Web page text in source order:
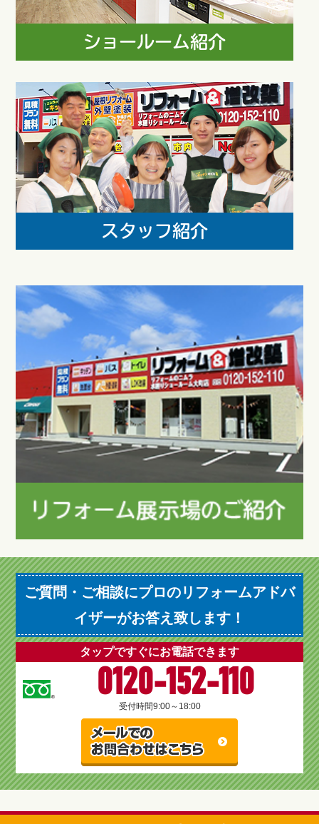
ご質問・ご相談にプロのリフォームアドバ
イザーがお答え致します！
タップですぐにお電話できます
0120-152-110
受付時間9:00～18:00